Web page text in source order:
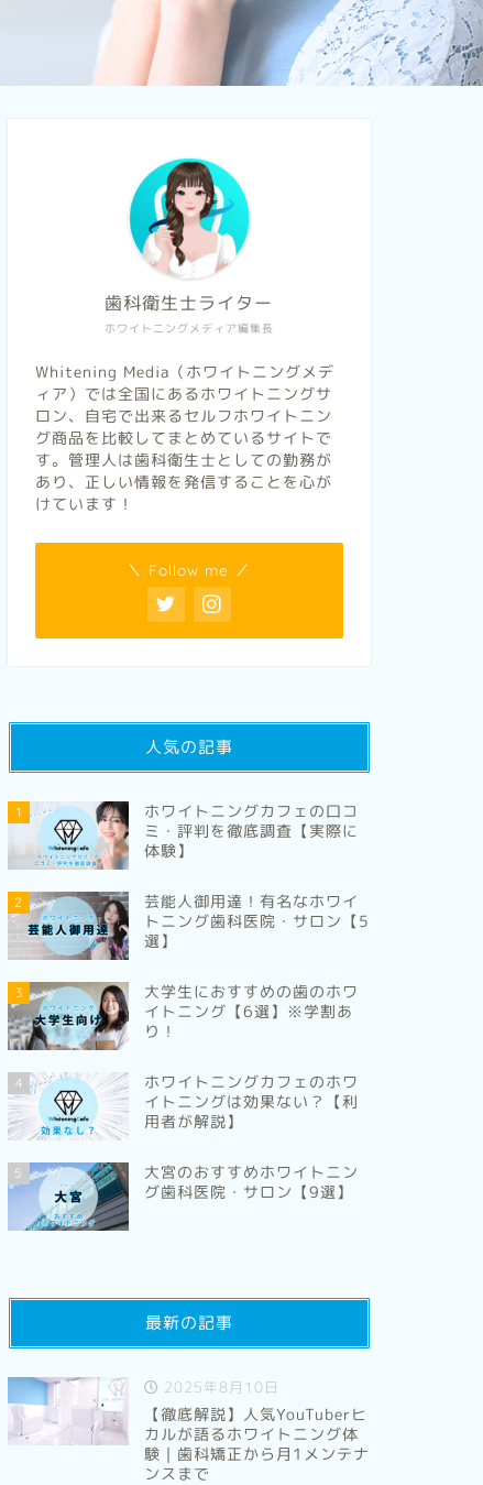
恵庭のおすすめホワイトニング歯科
医院・サロン【6選】
日進香久山周辺のおすすめホワイト
ニング歯科医院・サロン【5選】
2024年11月29日
地域別ホワイトニング
沖縄のおすすめホワイトニング歯科
医院・サロン【10選】
地域別ホワイトニング
ホワイトニングメディア編集長
歯科衛生士ライター
Whitening Media（ホワイトニングメデ
ィア）では全国にあるホワイトニングサ
ロン、自宅で出来るセルフホワイトニン
グ商品を比較してまとめているサイトで
す。管理人は歯科衛生士としての勤務が
あり、正しい情報を発信することを心が
けています！
＼ Follow me ／
人気の記事
1
ホワイトニングカフェの口コ
ミ・評判を徹底調査【実際に
体験】
2
芸能人御用達！有名なホワイ
トニング歯科医院・サロン【5
選】
3
大学生におすすめの歯のホワ
イトニング【6選】※学割あ
り！
4
ホワイトニングカフェのホワ
イトニングは効果ない？【利
用者が解説】
5
大宮のおすすめホワイトニン
グ歯科医院・サロン【9選】
最新の記事
2025年8月10日
【徹底解説】人気YouTuberヒ
カルが語るホワイトニング体
験｜歯科矯正から月1メンテナ
ンスまで